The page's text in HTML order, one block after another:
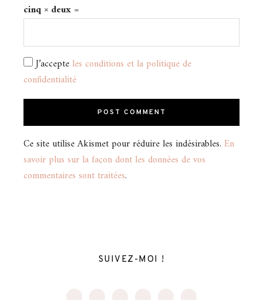
cinq × deux =
J’accepte les conditions et la politique de
confidentialité
Ce site utilise Akismet pour réduire les indésirables. En
savoir plus sur la façon dont les données de vos
commentaires sont traitées.
SUIVEZ-MOI !